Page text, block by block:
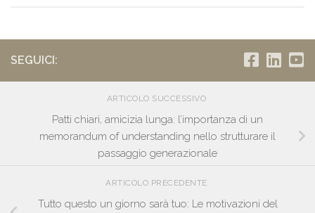
SEGUICI:
ARTICOLO SUCCESSIVO
Patti chiari, amicizia lunga: l’importanza di un
memorandum of understanding nello strutturare il
passaggio generazionale
ARTICOLO PRECEDENTE
Tutto questo un giorno sarà tuo: Le motivazioni del